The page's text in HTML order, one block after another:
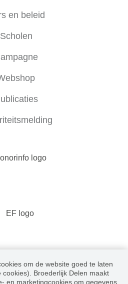
en beleid
Scholen
om de website goed te laten
Broederlijk Delen maakt
en marketingcookies om gegevens